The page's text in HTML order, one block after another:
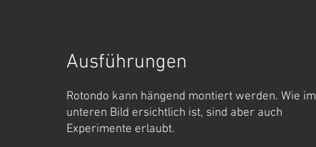
Ausführungen
Rotondo kann hängend montiert werden. Wie im
unteren Bild ersichtlich ist, sind aber auch
Experimente erlaubt.